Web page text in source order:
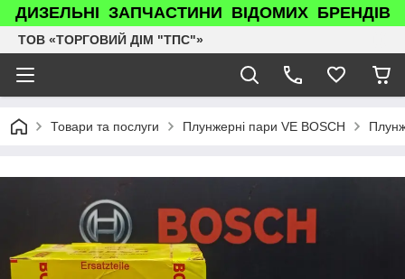
ДИЗЕЛЬНІ ЗАПЧАСТИНИ ВІДОМИХ БРЕНДІВ
ТОВ «ТОРГОВИЙ ДІМ "ТПС"»
Товари та послуги Плунжерні пари VE BOSCH